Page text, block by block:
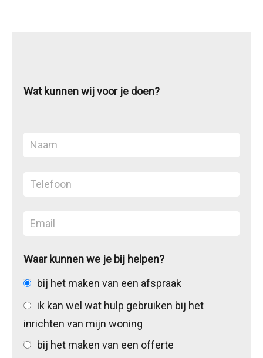
Wat kunnen wij voor je doen?
Waar kunnen we je bij helpen?
bij het maken van een afspraak
ik kan wel wat hulp gebruiken bij het
inrichten van mijn woning
bij het maken van een offerte